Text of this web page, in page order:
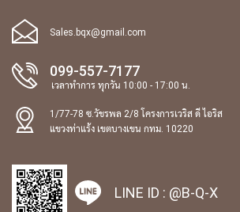
Sales.bqx@gmail.com
099-557-7177
เวลาทำการ ทุกวัน 10:00 - 17:00 น.
1/77-78 ซ.วัชรพล 2/8 โครงการเวริส ดี ไอริส
แขวงท่าแร้ง เขตบางเขน กทม. 10220
LINE ID : @B-Q-X